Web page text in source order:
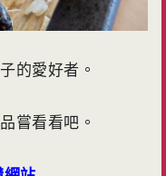
的愛好者。
嘗看看吧。